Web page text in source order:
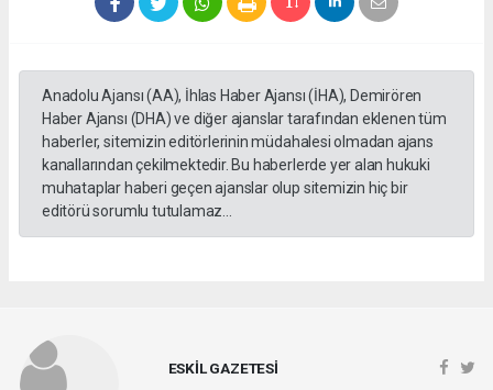
Anadolu Ajansı (AA), İhlas Haber Ajansı (İHA), Demirören
Haber Ajansı (DHA) ve diğer ajanslar tarafından eklenen tüm
haberler, sitemizin editörlerinin müdahalesi olmadan ajans
kanallarından çekilmektedir. Bu haberlerde yer alan hukuki
muhataplar haberi geçen ajanslar olup sitemizin hiç bir
editörü sorumlu tutulamaz...
ESKİL GAZETESİ